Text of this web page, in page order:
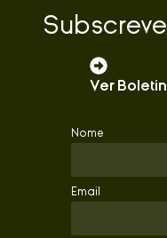
Ver
Nome
Email